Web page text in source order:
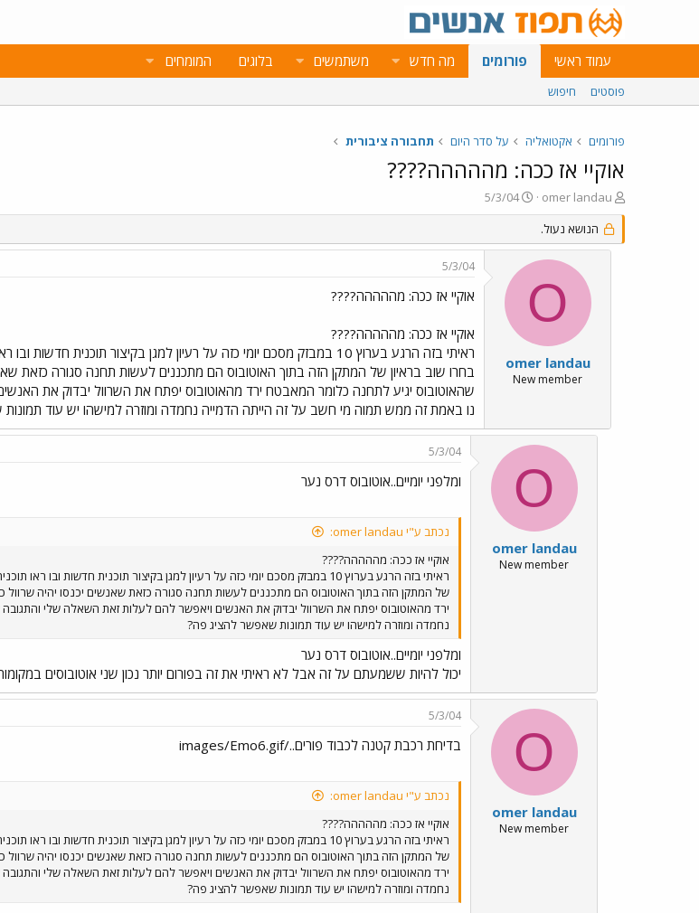
עמוד ראשי פורומים מה חדש משתמשים בלוגים המומחים
פוסטים חיפוש
פורומים אקטואליה על סדר היום תחבורה ציבורית
אוקיי אז ככה: מההההה????
פ
ו
ת
ח
omer landau
פ
ו
ס
ב
ר
ך
5/3/04
הנושא נעול.
O
omer landau
New member
5/3/04
אוקיי אז ככה: מההההה????
אוקיי אז ככה: מההההה????
ראיתי בזה הרגע בערוץ 10 במבזק מסכם יומי כזה על רעיון למגן בקיצור
בחרו שוב בראיון של המתקן הזה בתוך האוטובוס הם מתכננים לעשות תחנה סגורה כזאת
שהאוטובוס יגיע לתחנה כלומר המאבטח ירד מהאוטובוס יפתח את השרוול יבדוק את
נו באמת זה ממש תמוה מי חשב על זה הייתה הדמייה נחמדה ומוזרה למישהו יש עוד
O
omer landau
New member
5/3/04
ומלפני יומיים..אוטובוס דרס נער
נכתב ע"י omer landau:
אוקיי אז ככה: מההההה????
ראיתי בזה הרגע בערוץ 10 במבזק מסכם יומי כזה על רעיון למגן בקיצור תוכנית
של המתקן הזה בתוך האוטובוס הם מתכננים לעשות תחנה סגורה כזאת שאנשים יכנסו יהיה
ירד מהאוטובוס יפתח את השרוול יבדוק את האנשים ויאפשר להם לעלות זאת השאלה שלי
נחמדה ומוזרה למישהו יש עוד תמונות שאפשר להציג פה?
ומלפני יומיים..אוטובוס דרס נער
יכול להיות ששמעתם על זה אבל לא ראיתי את זה בפורום יותר נכון שני אוטובוסים
O
omer landau
New member
5/3/04
בדיחת רכבת קטנה לכבוד פורים../images/Emo6.gif
נכתב ע"י omer landau:
אוקיי אז ככה: מההההה????
ראיתי בזה הרגע בערוץ 10 במבזק מסכם יומי כזה על רעיון למגן בקיצור תוכנית
של המתקן הזה בתוך האוטובוס הם מתכננים לעשות תחנה סגורה כזאת שאנשים יכנסו יהיה
ירד מהאוטובוס יפתח את השרוול יבדוק את האנשים ויאפשר להם לעלות זאת השאלה שלי
נחמדה ומוזרה למישהו יש עוד תמונות שאפשר להציג פה?